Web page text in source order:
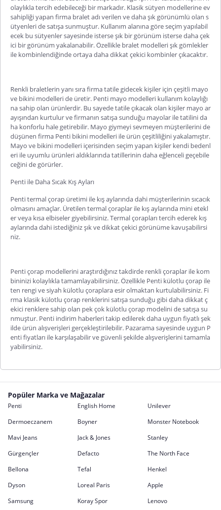
olaylıkla tercih edebileceği bir markadır. Klasik sütyen modellerine ev
sahipliği yapan firma braletadı verilen ve daha şık görünümlü olan s
ütyenleri de satışa sunmuştur. Kullanım alanına göre seçim yapılabil
ecek bu sütyenler sayesinde isterse şık bir görünüm isterse daha çek
ici bir görünüm yakalanabilir. Özellikle bralet modelleri şık gömlekler
ile kombinlendiğindeortaya daha dikkat çekici kombinler çıkacaktır.
Renkli braletlerin yanı sıra firma tatile gidecek kişiler için çeşitli mayo
ve bikini modelleri de üretir. Penti mayo modelleri kullanım kolaylığı
na sahip olan ürünlerdir. Bu sayede tatile çıkacak olan kişiler mayo ar
ayışından kurtulur ve firmanın satışa sunduğu mayolar ile tatilini da
ha konforlu hale getirebilir. Mayo giymeyi sevmeyen müşterilerini de
düşünen firma Penti bikini modelleri ile ürün çeşitliliğini yakalamıştır.
Mayo ve bikini modelleri içerisinden seçim yapan kişiler kendi bedenl
eri ile uyumlu ürünleri aldıklarında tatillerinin daha eğlenceli geçebile
ceğini de görürler.
Penti ile Daha Sıcak Kış Ayları
Pentitermal çorap üretimi ile kış aylarında dahi müşterilerinin sıcacık
olmasını amaçlar. Üretilen termal çoraplar ile kış aylarında mini etekl
er veya kısa elbiseler giyebilirsiniz. Termal çorapları tercih ederek kış
aylarında dahi istediğiniz şık ve dikkat çekici görünüme kavuşabilirsi
niz.
Pentiçorap modellerini araştırdığınız takdirde renkli çoraplar ile kom
bininizi kolaylıkla tamamlayabilirsiniz. Özellikle Penti külotlu çorap ile
ten rengi ve siyah külotlu çoraplara esir olmaktan kurtulabilirsiniz. Fi
rma klasik külotlu çorap renklerini satışa sunduğu gibi daha dikkat ç
ekici renklere sahip olan pek çok külotlu çorap modelini de satışa su
nmuştur. Penti indirim haberleri takip edilerek daha uygun fiyatlı şek
ilde ürün alışverişleri gerçekleştirilebilir. Pazaramasayesinde uygun P
entifiyatları ile karşılaşabilir ve güvenli şekilde alışverişlerini tamamla
yabilirsiniz.
Popüler Marka ve Mağazalar
Penti English Home
Unilever
Dermoeczanem
Boyner
Monster Notebook
Mavi Jeans
Jack & Jones
Stanley
Gürgençler
Defacto
The North Face
Bellona
Tefal
Henkel
Dyson
Loreal Paris
Apple
Samsung
Koray Spor
Lenovo